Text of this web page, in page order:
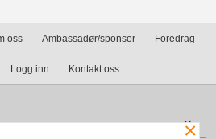
oss Ambassadør/sponsor Foredrag
Logg inn Kontakt oss
×